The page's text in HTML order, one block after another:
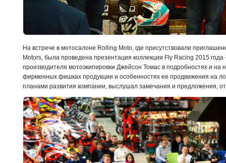
На встрече в мотосалоне Rolling Moto, где присутствовали
Motors, была проведена презентация коллекции Fly Racing 2015 года
производителя мотоэкипировки Джейсон Томас в подробностях и на
фирменных фишках продукции и особенностях ее продвижения на
планами развития компании, выслушал замечания и предложения,